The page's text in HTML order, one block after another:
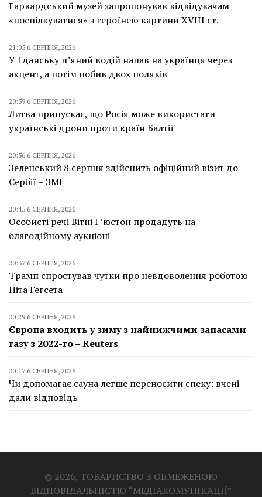
Гарвардський музей запропонував відвідувачам
«поспілкуватися» з героїнею картини XVIII ст.
21:05 6 СЕРПНЯ, 2026
У Гданську п’яний водій напав на українця через
акцент, а потім побив двох поляків
20:59 6 СЕРПНЯ, 2026
Литва припускає, що Росія може використати
українські дрони проти країн Балтії
20:56 6 СЕРПНЯ, 2026
Зеленський 8 серпня здійснить офіційний візит до
Сербії – ЗМІ
20:45 6 СЕРПНЯ, 2026
Особисті речі Вітні Г’юстон продадуть на
благодійному аукціоні
20:37 6 СЕРПНЯ, 2026
Трамп спростував чутки про невдоволення роботою
Піта Гегсета
20:29 6 СЕРПНЯ, 2026
Європа входить у зиму з найнижчими запасами
газу з 2022-го – Reuters
20:17 6 СЕРПНЯ, 2026
Чи допомагає сауна легше переносити спеку: вчені
дали відповідь
© 2026, ТОВАРИСТВО З ОБМЕЖЕНОЮ
ВІДПОВІДАЛЬНІСТЮ “МЕДІАКОМУНІКАЦІЇ”